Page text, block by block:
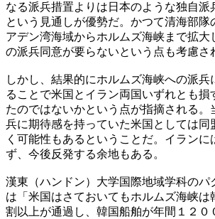
なる派兵措置よりは日本のような独自派
という見通しが優勢だ。かつて清海部隊
アデン湾海域からホルムズ海峡まで拡大
の派兵同意が要らないという点も考慮さ
しかし、結果的にホルムズ海峡への派兵
ることで米国とイラン両国いずれとも損
たのではないかという点が指摘される。
兵に期待感を持っていた米国としては同
く可能性もあるということだ。イランに
ず、今後反発する余地もある。
漢東（ハンドン）大学国際地域学科のパ
は「米国はさておいてもホルムズ海峡は
割以上が通過し、韓国船舶が年間１２０